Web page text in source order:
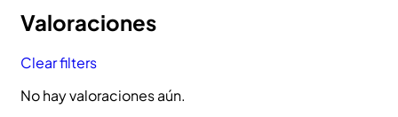
Valoraciones
Clear filters
No hay valoraciones aún.